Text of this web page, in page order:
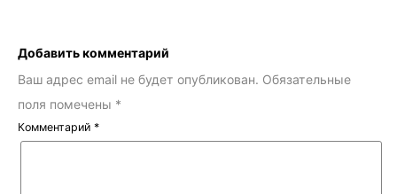
Добавить комментарий
Ваш адрес email не будет опубликован. Обязательные
поля помечены *
Комментарий *